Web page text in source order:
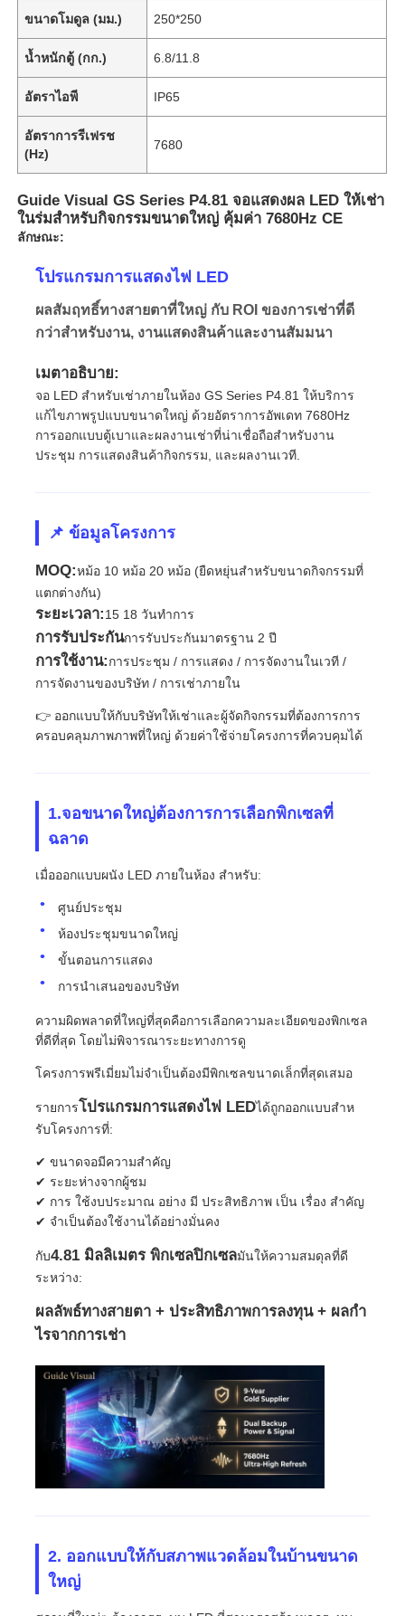
บ้าน
สินค้า
วิดีโอ
เกี่ยวกับเรา
การควบคุมคุณภาพ
กรณี
ขอทุน
จอแสดงผล LED ผนังวิดีโอ
หน้าจอแสดงผล LED
หน้าจอแสดงคอนเสิร์ต
ให้เช่าจอ LED
ผนังวิดีโอ LED COB
ขนาดโมดูล (มม.) 250*250
น้ำหนักตู้ (กก.) 6.8/11.8
อัตราไอพี IP65
อัตราการรีเฟรช
(Hz)
7680
Guide Visual GS Series P4.81 จอแสดงผล LED ให้เช่า
ในร่มสำหรับกิจกรรมขนาดใหญ่ คุ้มค่า 7680Hz CE
ลักษณะ:
โปรแกรมการแสดงไฟ LED
ผลสัมฤทธิ์ทางสายตาที่ใหญ่ กับ ROI ของการเช่าที่ดี
กว่าสําหรับงาน, งานแสดงสินค้าและงานสัมมนา
เมตาอธิบาย:
จอ LED สําหรับเช่าภายในห้อง GS Series P4.81 ให้บริการ
แก้ไขภาพรูปแบบขนาดใหญ่ ด้วยอัตราการอัพเดท 7680Hz
การออกแบบตู้เบาและผลงานเช่าที่น่าเชื่อถือสําหรับงาน
ประชุม การแสดงสินค้ากิจกรรม, และผลงานเวที.
📌 ข้อมูลโครงการ
MOQ:หม้อ 10 หม้อ 20 หม้อ (ยืดหยุ่นสําหรับขนาดกิจกรรมที่
แตกต่างกัน)
ระยะเวลา:15 18 วันทําการ
การรับประกันการรับประกันมาตรฐาน 2 ปี
การใช้งาน:การประชุม / การแสดง / การจัดงานในเวที /
การจัดงานของบริษัท / การเช่าภายใน
👉 ออกแบบให้กับบริษัทให้เช่าและผู้จัดกิจกรรมที่ต้องการการ
ครอบคลุมภาพภาพที่ใหญ่ ด้วยค่าใช้จ่ายโครงการที่ควบคุมได้
1.จอขนาดใหญ่ต้องการการเลือกพิกเซลที่
ฉลาด
เมื่อออกแบบผนัง LED ภายในห้อง สําหรับ:
ศูนย์ประชุม
ห้องประชุมขนาดใหญ่
ขั้นตอนการแสดง
การนําเสนอของบริษัท
ความผิดพลาดที่ใหญ่ที่สุดคือการเลือกความละเอียดของพิกเซล
ที่ดีที่สุด โดยไม่พิจารณาระยะทางการดู
โครงการพรีเมี่ยมไม่จําเป็นต้องมีพิกเซลขนาดเล็กที่สุดเสมอ
รายการโปรแกรมการแสดงไฟ LEDได้ถูกออกแบบสําห
รับโครงการที่:
✔ ขนาดจอมีความสําคัญ
✔ ระยะห่างจากผู้ชม
✔ การ ใช้งบประมาณ อย่าง มี ประสิทธิภาพ เป็น เรื่อง สําคัญ
✔ จําเป็นต้องใช้งานได้อย่างมั่นคง
กับ4.81 มิลลิเมตร พิกเซลปิกเซลมันให้ความสมดุลที่ดี
ระหว่าง:
ผลลัพธ์ทางสายตา + ประสิทธิภาพการลงทุน + ผลกํา
ไรจากการเช่า
2. ออกแบบให้กับสภาพแวดล้อมในบ้านขนาด
ใหญ่